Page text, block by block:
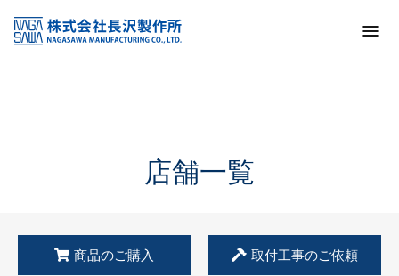
KSS加盟店・取扱店情報
店舗一覧
店舗一覧
商品のご購入 取付工事のご依頼